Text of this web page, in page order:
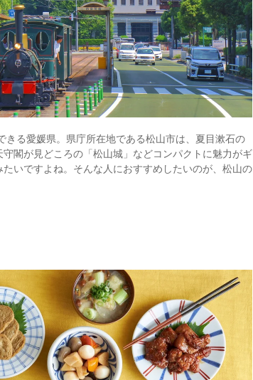
る愛媛県。県庁所在地である松山市は、夏目漱石の
閣が見どころの「松山城」などコンパクトに魅力がギ
いですよね。そんな人におすすめしたいのが、松山の